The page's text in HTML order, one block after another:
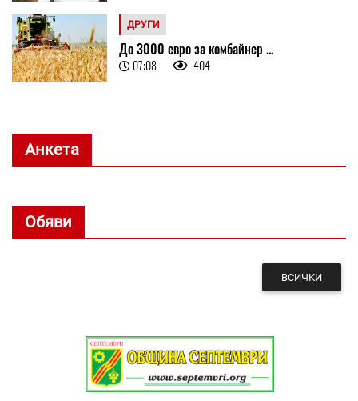
ДРУГИ
До 3000 евро за комбайнер ...
07:08 404
Анкета
Обяви
ВСИЧКИ